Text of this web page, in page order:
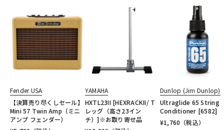
Fender USA
【決算売り尽くしセール】
Mini 57 Twin Amp（ミニ
アンプ フェンダー）
YAMAHA
HXTL23II [HEXRACKII/ T
レッグ（高さ23イン
チ）]※お取り寄せ品
Dunlop (Jim Dunlop)
Ultraglide 65 String
Conditioner [6582]
¥1,760 （税込）